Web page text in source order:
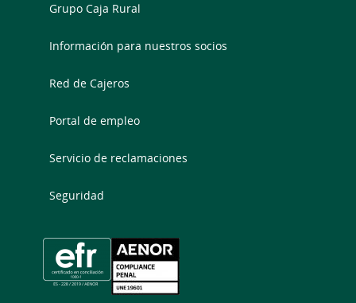
Grupo Caja Rural
Información para nuestros socios
Red de Cajeros
Portal de empleo
Servicio de reclamaciones
Seguridad